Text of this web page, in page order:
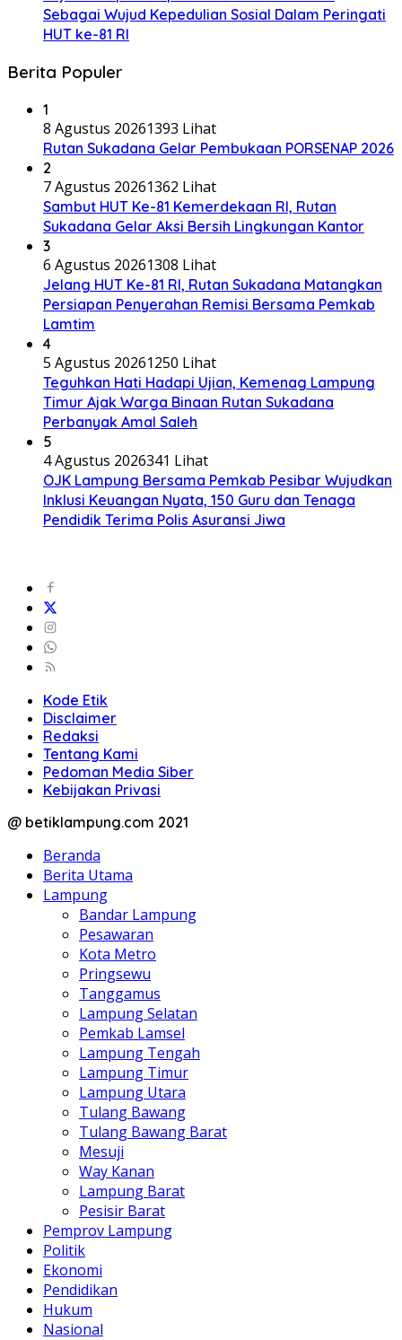
Sebagai Wujud Kepedulian Sosial Dalam Peringati
HUT ke-81 RI
Berita Populer
1
8 Agustus 20261393 Lihat
Rutan Sukadana Gelar Pembukaan PORSENAP 2026
2
7 Agustus 20261362 Lihat
Sambut HUT Ke-81 Kemerdekaan RI, Rutan
Sukadana Gelar Aksi Bersih Lingkungan Kantor
3
6 Agustus 20261308 Lihat
Jelang HUT Ke-81 RI, Rutan Sukadana Matangkan
Persiapan Penyerahan Remisi Bersama Pemkab
Lamtim
4
5 Agustus 20261250 Lihat
Teguhkan Hati Hadapi Ujian, Kemenag Lampung
Timur Ajak Warga Binaan Rutan Sukadana
Perbanyak Amal Saleh
5
4 Agustus 2026341 Lihat
OJK Lampung Bersama Pemkab Pesibar Wujudkan
Inklusi Keuangan Nyata, 150 Guru dan Tenaga
Pendidik Terima Polis Asuransi Jiwa
Kode Etik
Disclaimer
Redaksi
Tentang Kami
Pedoman Media Siber
Kebijakan Privasi
@ betiklampung.com 2021
Beranda
Berita Utama
Lampung
Bandar Lampung
Pesawaran
Kota Metro
Pringsewu
Tanggamus
Lampung Selatan
Pemkab Lamsel
Lampung Tengah
Lampung Timur
Lampung Utara
Tulang Bawang
Tulang Bawang Barat
Mesuji
Way Kanan
Lampung Barat
Pesisir Barat
Pemprov Lampung
Politik
Ekonomi
Pendidikan
Hukum
Nasional